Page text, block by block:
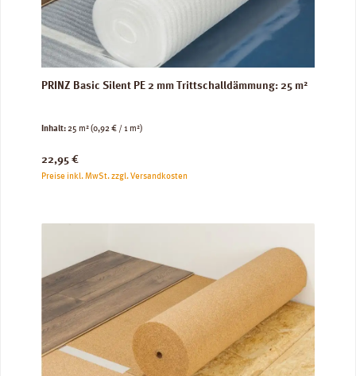
PRINZ Basic Silent PE 2 mm Trittschalldämmung: 25 m²
Inhalt:25 m²(0,92 € / 1 m²)
Regulärer Preis:
22,95 €
Preise inkl. MwSt. zzgl. Versandkosten